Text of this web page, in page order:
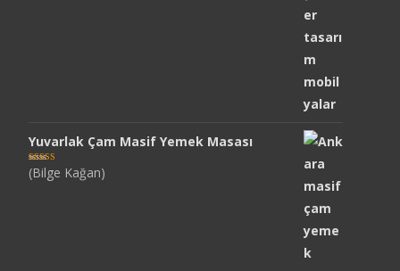
Yuvarlak Çam Masif Yemek Masası
5 üzerinden5
oy aldı
(Bilge Kağan)